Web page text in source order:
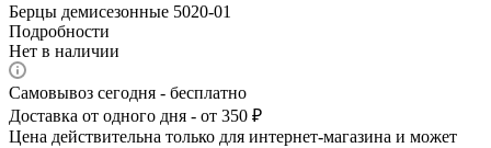
Берцы демисезонные 5020-01
Подробности
Нет в наличии
Самовывоз сегодня - бесплатно
Доставка от одного дня - от 350 ₽
Цена действительна только для интернет-магазина и может